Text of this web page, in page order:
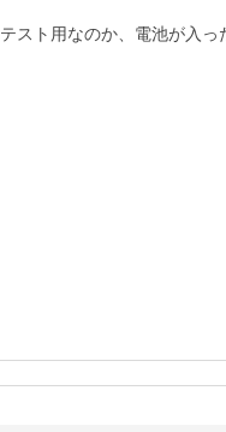
スト用なのか、電池が入っ